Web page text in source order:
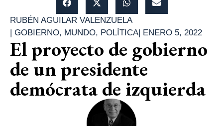
RUBÉN AGUILAR VALENZUELA
| GOBIERNO, MUNDO, POLÍTICA| ENERO 5, 2022
El proyecto de gobierno
de un presidente
demócrata de izquierda